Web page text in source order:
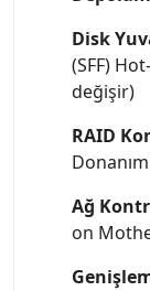
Disk
(SFF)
değişir)
RAID
Ağ
on